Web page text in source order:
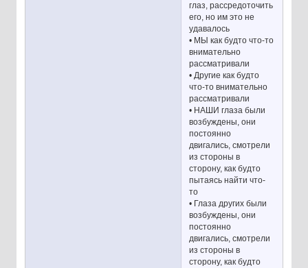
глаз, рассредоточить
его, но им это не
удавалось
• МЫ как будто что-то
внимательно
рассматривали
• Другие как будто
что-то внимательно
рассматривали
• НАШИ глаза были
возбуждены, они
постоянно
двигались, смотрели
из стороны в
сторону, как будто
пытаясь найти что-
то
• Глаза других были
возбуждены, они
постоянно
двигались, смотрели
из стороны в
сторону, как будто